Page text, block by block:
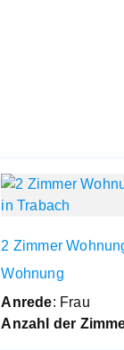
2 Zimmer
Wohnung
Anrede: Frau
Anzahl der